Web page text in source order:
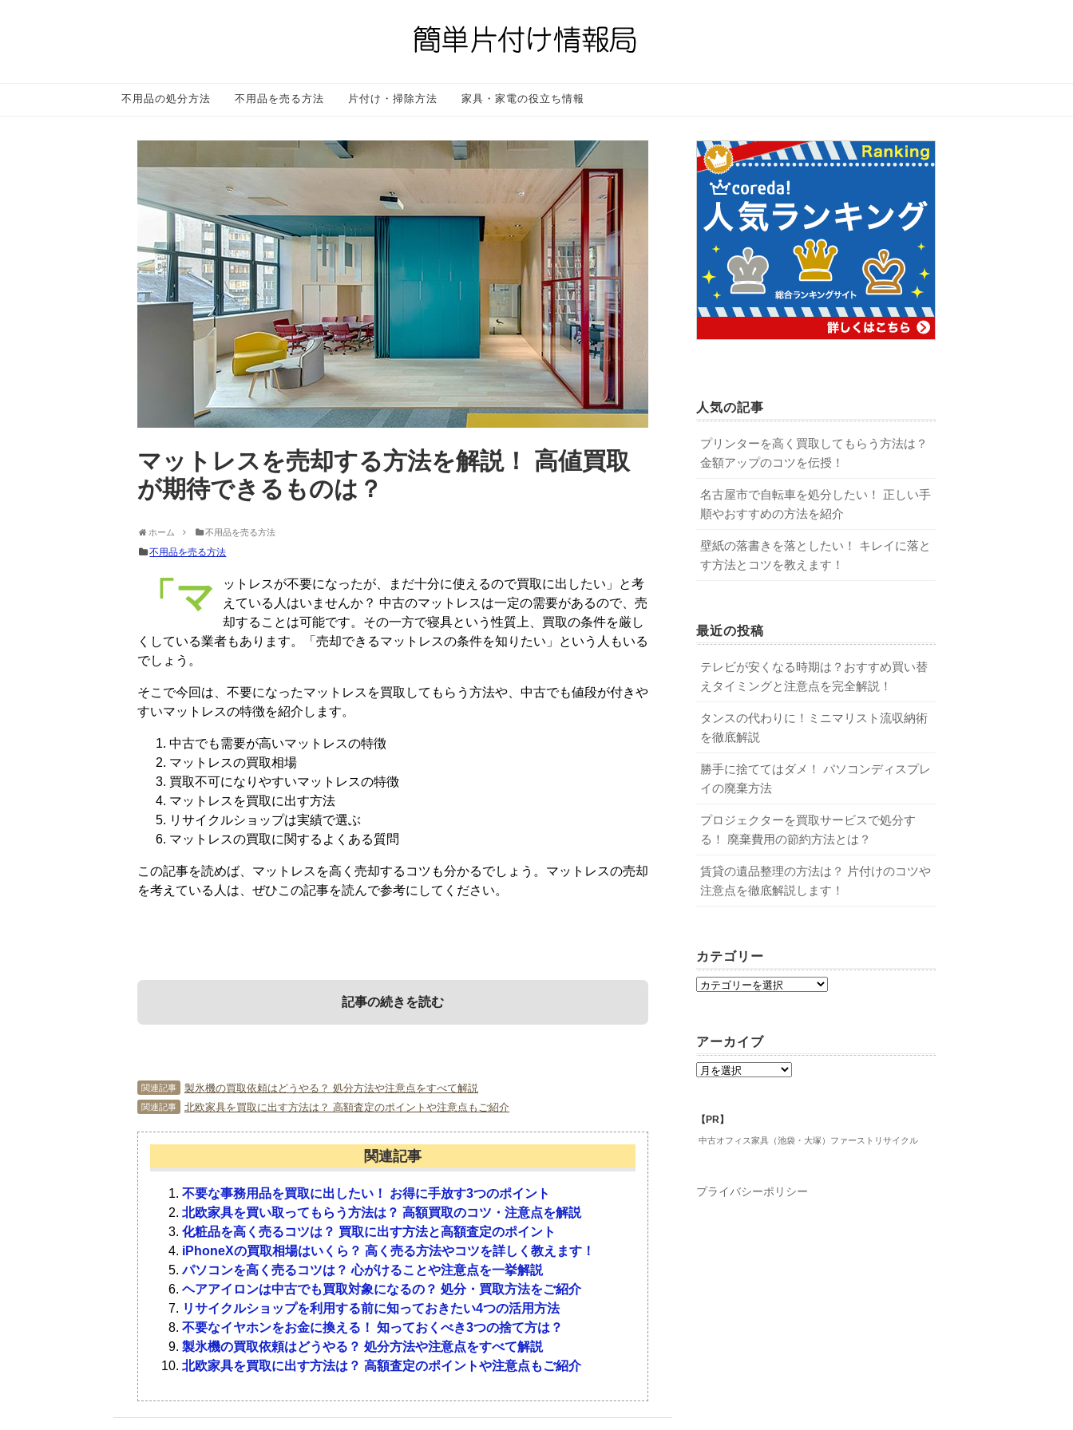
不用品の処分方法 不用品を売る方法 片付け・掃除方法 家具・家電の役立ち情報
マットレスを売却する方法を解説！ 高値買取
が期待できるものは？
ホーム 不用品を売る方法
不用品を売る方法
「マットレスが不要になったが、まだ十分に使えるので買取に出したい」と考
えている人はいませんか？ 中古のマットレスは一定の需要があるので、売
却することは可能です。その一方で寝具という性質上、買取の条件を厳し
くしている業者もあります。「売却できるマットレスの条件を知りたい」という人もいる
でしょう。
そこで今回は、不要になったマットレスを買取してもらう方法や、中古でも値段が付きや
すいマットレスの特徴を紹介します。
中古でも需要が高いマットレスの特徴
マットレスの買取相場
買取不可になりやすいマットレスの特徴
マットレスを買取に出す方法
リサイクルショップは実績で選ぶ
マットレスの買取に関するよくある質問
この記事を読めば、マットレスを高く売却するコツも分かるでしょう。マットレスの売却
を考えている人は、ぜひこの記事を読んで参考にしてください。
記事の続きを読む
1．中古でも需要が高いマットレスの特徴
中古でも需要が高く、高値買取が期待できるマットレスには以下のような特徴がありま
す。
フランスベッド・東京ベッド・カリモクなどの有名メーカーのもの
元値が高いもの
キレイで使用感の少ないもの
発売されてから日が浅いもの
つまり、新品に近い状態のものほど人気があるといえるでしょう。また、サイズとしては
シングルやダブルが人気です。
不要な事務用品を買取に出したい！ お得に手放す3つのポイント
北欧家具を買い取ってもらう方法は？ 高額買取のコツ・注意点を解説
3．買取不可になりやすいマットレスの特徴
以下のようなマットレスは買取不可になりやすいので、注意しましょう。
目立つ汚れや傷があるもの
取れない臭いが強いもの
経年劣化したもの
見た目がキレイでもタバコの臭いなどが付いている場合、買取不可になることがありま
す。
化粧品を高く売るコツは？ 買取に出す方法と高額査定のポイント
iPhoneXの買取相場はいくら？ 高く売る方法やコツを詳しく教えます！
4．
5．リサイクルショップは実績で選ぶ
リサイクルショップを選ぶ際は、マットレスを買取した実績で選びましょう。マットレス
を多く買取している業者は、それだけ販売ルートも持っているものです。ですから、「自
分が売却したいメーカーのマットレスを多く引き取っている」という業者を見つけたら、
そこに査定を依頼してみましょう。
関連記事 パソコンを高く売るコツは？ 心がけることや注意点を一挙解説
関連記事 ヘアアイロンは中古でも買取対象になるの？ 処分・買取方法をご紹介
6．マットレスの買取に関するよくある質問
この項では、マットレスを買取に関するよくある質問を紹介しましょう。
関連記事 製氷機の買取依頼はどうやる？ 処分方法や注意点をすべて解説
関連記事 北欧家具を買取に出す方法は？ 高額査定のポイントや注意点もご紹介
関連記事
不要な事務用品を買取に出したい！ お得に手放す3つのポイント
北欧家具を買い取ってもらう方法は？ 高額買取のコツ・注意点を解説
化粧品を高く売るコツは？ 買取に出す方法と高額査定のポイント
iPhoneXの買取相場はいくら？ 高く売る方法やコツを詳しく教えます！
パソコンを高く売るコツは？ 心がけることや注意点を一挙解説
ヘアアイロンは中古でも買取対象になるの？ 処分・買取方法をご紹介
リサイクルショップを利用する前に知っておきたい4つの活用方法
不要なイヤホンをお金に換える！ 知っておくべき3つの捨て方は？
製氷機の買取依頼はどうやる？ 処分方法や注意点をすべて解説
北欧家具を買取に出す方法は？ 高額査定のポイントや注意点もご紹介
人気の記事
プリンターを高く買取してもらう方法は？
金額アップのコツを伝授！
名古屋市で自転車を処分したい！ 正しい手
順やおすすめの方法を紹介
壁紙の落書きを落としたい！ キレイに落と
す方法とコツを教えます！
最近の投稿
テレビが安くなる時期は？おすすめ買い替
えタイミングと注意点を完全解説！
タンスの代わりに！ミニマリスト流収納術
を徹底解説
勝手に捨ててはダメ！ パソコンディスプレ
イの廃棄方法
プロジェクターを買取サービスで処分す
る！ 廃棄費用の節約方法とは？
賃貸の遺品整理の方法は？ 片付けのコツや
注意点を徹底解説します！
カテゴリー
アーカイブ
【PR】
中古オフィス家具（池袋・大塚）ファーストリサイクル
プライバシーポリシー